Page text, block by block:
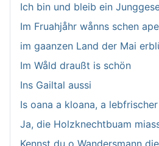
Ich bin und bleib ein
Im Fruahjåhr wånns schen
im gaanzen Land der Mai
Im Wåld draußt is schön
Ins Gailtal aussi
Is oana a kloana, a lebfrischer
Ja, die Holzknechtbuam